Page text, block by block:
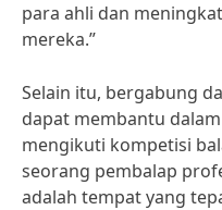
para ahli dan
mereka.”
Selain itu, bergabung
dapat membantu
mengikuti kompetisi
seorang pembalap
adalah tempat yang